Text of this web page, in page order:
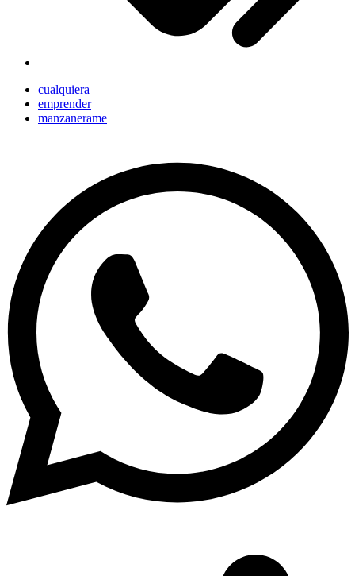
cualquiera
emprender
manzanerame